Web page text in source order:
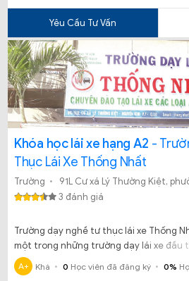
Yêu Cầu Tư Vấn
Khóa học lái xe hạng A2 -
Thục Lái Xe Thống Nhất
Trường 91L Cư xá Lý Thường Kiệt,
3 đánh giá
Trường dạy nghề tư thục lái xe Thống
một trong những trường dạy lái xe đầu
A+ Khá 0 Học viên đã đăng ký 0%